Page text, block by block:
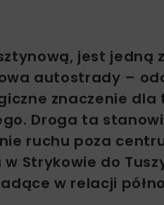
jest jedną
autostrady –
znaczenie
Droga ta
ruchu poza
Strykowie do
w relacji